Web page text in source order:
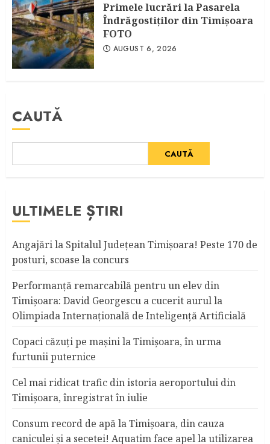
Primele lucrări la Pasarela
Îndrăgostiţilor din Timişoara
FOTO
AUGUST 6, 2026
CAUTĂ
CAUTĂ
ULTIMELE ȘTIRI
Angajări la Spitalul Judeţean Timişoara! Peste 170 de
posturi, scoase la concurs
Performanță remarcabilă pentru un elev din
Timișoara: David Georgescu a cucerit aurul la
Olimpiada Internațională de Inteligență Artificială
Copaci căzuţi pe maşini la Timişoara, în urma
furtunii puternice
Cel mai ridicat trafic din istoria aeroportului din
Timişoara, înregistrat în iulie
Consum record de apă la Timişoara, din cauza
caniculei şi a secetei! Aquatim face apel la utilizarea